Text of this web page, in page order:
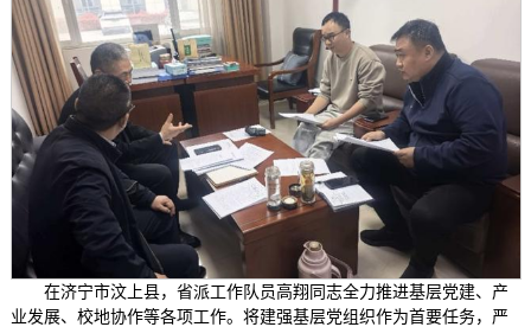
在济宁市汶上县，省派工作队员高翔同志全力推进基层党建、产
业发展、校地协作等各项工作。将建强基层党组织作为首要任务，严